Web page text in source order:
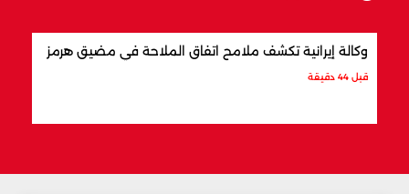
وكالة إيرانية تكشف ملامح اتفاق الملاحة في مضيق هرمز
قبل 44 دقيقة